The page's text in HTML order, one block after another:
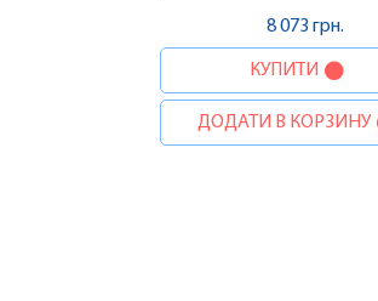
8 073 грн.
КУПИТИ
ДОДАТИ В КОРЗИНУ